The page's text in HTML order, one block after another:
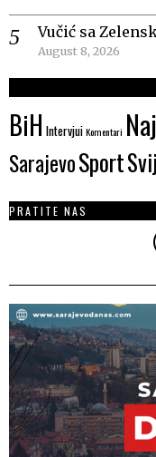
Vučić sa
August 8, 2026
BiH IntervjuiKomentari
SarajevoSport
PRATITE NAS